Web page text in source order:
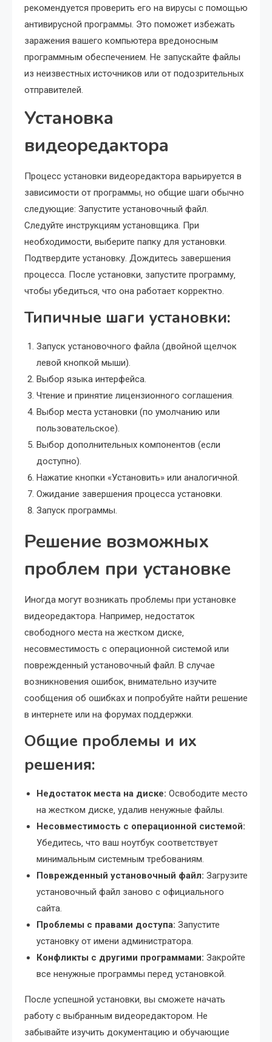
рекомендуется проверить его на вирусы с помощью
антивирусной программы. Это поможет избежать
заражения вашего компьютера вредоносным
программным обеспечением. Не запускайте файлы
из неизвестных источников или от подозрительных
отправителей.
Установка
видеоредактора
Процесс установки видеоредактора варьируется в
зависимости от программы‚ но общие шаги обычно
следующие: Запустите установочный файл.
Следуйте инструкциям установщика. При
необходимости‚ выберите папку для установки.
Подтвердите установку. Дождитесь завершения
процесса. После установки‚ запустите программу‚
чтобы убедиться‚ что она работает корректно.
Типичные шаги установки:
Запуск установочного файла (двойной щелчок
левой кнопкой мыши).
Выбор языка интерфейса.
Чтение и принятие лицензионного соглашения.
Выбор места установки (по умолчанию или
пользовательское).
Выбор дополнительных компонентов (если
доступно).
Нажатие кнопки «Установить» или аналогичной.
Ожидание завершения процесса установки.
Запуск программы.
Решение возможных
проблем при установке
Иногда могут возникать проблемы при установке
видеоредактора. Например‚ недостаток
свободного места на жестком диске‚
несовместимость с операционной системой или
поврежденный установочный файл. В случае
возникновения ошибок‚ внимательно изучите
сообщения об ошибках и попробуйте найти решение
в интернете или на форумах поддержки.
Общие проблемы и их
решения:
Недостаток места на диске: Освободите место
на жестком диске‚ удалив ненужные файлы.
Несовместимость с операционной системой:
Убедитесь‚ что ваш ноутбук соответствует
минимальным системным требованиям.
Поврежденный установочный файл: Загрузите
установочный файл заново с официального
сайта.
Проблемы с правами доступа: Запустите
установку от имени администратора.
Конфликты с другими программами: Закройте
все ненужные программы перед установкой.
После успешной установки‚ вы сможете начать
работу с выбранным видеоредактором. Не
забывайте изучить документацию и обучающие